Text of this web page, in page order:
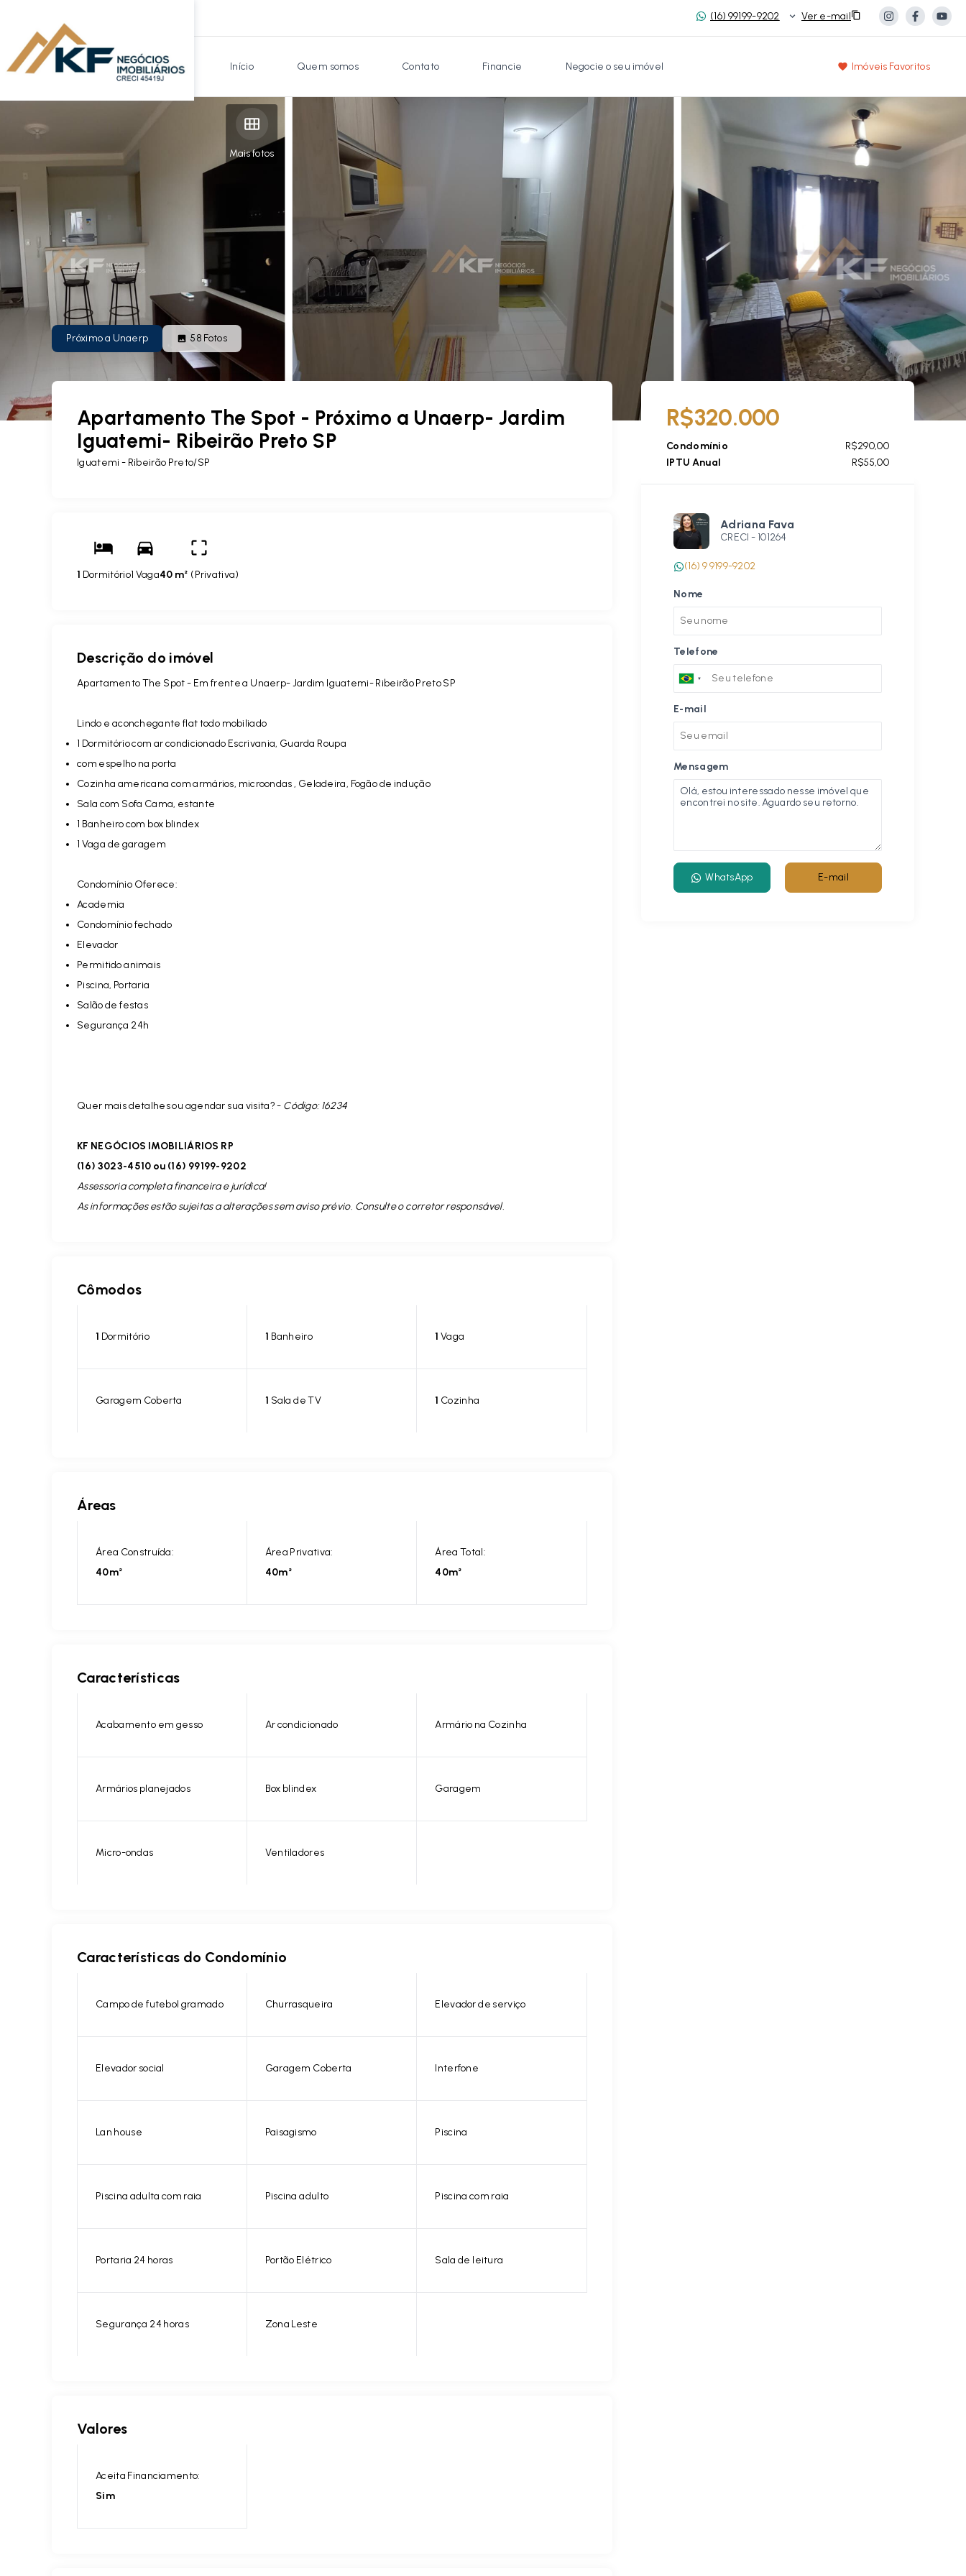
(16) 99199-9202 Ver e-mail
Início Quem somos Contato Financie Negocie o seu imóvel Imóveis Favoritos
Mais fotos
Próximo a Unaerp 58 Fotos
Apartamento The Spot - Próximo a Unaerp- Jardim
Iguatemi- Ribeirão Preto SP
Iguatemi - Ribeirão Preto/SP
1 Dormitório1 Vaga40 m² (Privativa)
Descrição do imóvel
Apartamento The Spot - Em frente a Unaerp- Jardim Iguatemi- Ribeirão Preto SP
Lindo e aconchegante flat todo mobiliado
1 Dormitório com ar condicionado Escrivania, Guarda Roupa
com espelho na porta
Cozinha americana com armários, microondas , Geladeira, Fogão de indução
Sala com Sofa Cama, estante
1 Banheiro com box blindex
1 Vaga de garagem
Condomínio Oferece:
Academia
Condomínio fechado
Elevador
Permitido animais
Piscina, Portaria
Salão de festas
Segurança 24h
Quer mais detalhes ou agendar sua visita? - Código: 16234
KF NEGÓCIOS IMOBILIÁRIOS RP
(16) 3023-4510 ou (16) 99199-9202
Assessoria completa financeira e jurídica!
As informações estão sujeitas a alterações sem aviso prévio. Consulte o corretor responsável.
Cômodos
1 Dormitório 1 Banheiro 1 Vaga
Garagem Coberta 1 Sala de TV 1 Cozinha
Áreas
Área Construída:
40m²
Área Privativa:
40m²
Área Total:
40m²
Características
Acabamento em gesso Ar condicionado Armário na Cozinha
Armários planejados Box blindex Garagem
Micro-ondas Ventiladores
Características do Condomínio
Campo de futebol gramado Churrasqueira Elevador de serviço
Elevador social Garagem Coberta Interfone
Lan house Paisagismo Piscina
Piscina adulta com raia Piscina adulto Piscina com raia
Portaria 24 horas Portão Elétrico Sala de leitura
Segurança 24 horas Zona Leste
Valores
Aceita Financiamento:
Sim
R$320.000
Condomínio
R$290,00
IPTU Anual
R$55,00
Adriana Fava
CRECI - 101264
(16) 9 9199-9202
Nome
Telefone
E-mail
Mensagem
WhatsApp E-mail